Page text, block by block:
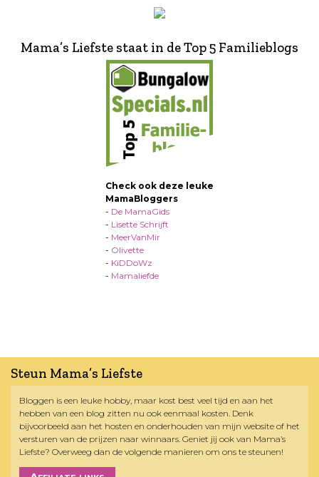
Mama’s Liefste staat in de Top 5 Familieblogs
Check ook deze leuke
MamaBloggers
- De MamaGids
- Lisette Schrijft
- MeerVanMir
- Olivette
- KiDDoWz
- Mamaliefde
Steun Mama’s Liefste
Bloggen is een leuke hobby, maar kost best veel tijd en aan het
hebben van een blog zitten nu ook eenmaal kosten. Denk
bijvoorbeeld aan het hosten en onderhouden van mijn website of het
versturen van de prijzen naar winnaars. Geniet jij ook van Mama’s
Liefste? Overweeg dan de volgende manieren om ons te steunen!